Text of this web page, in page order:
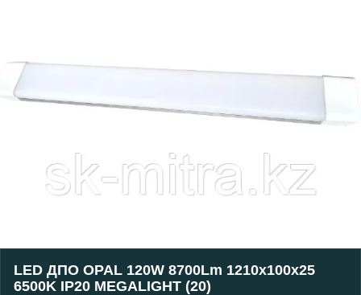
LED ДПО OPAL 120W 8700Lm 1210х100х25
6500K IP20 MEGALIGHT (20)